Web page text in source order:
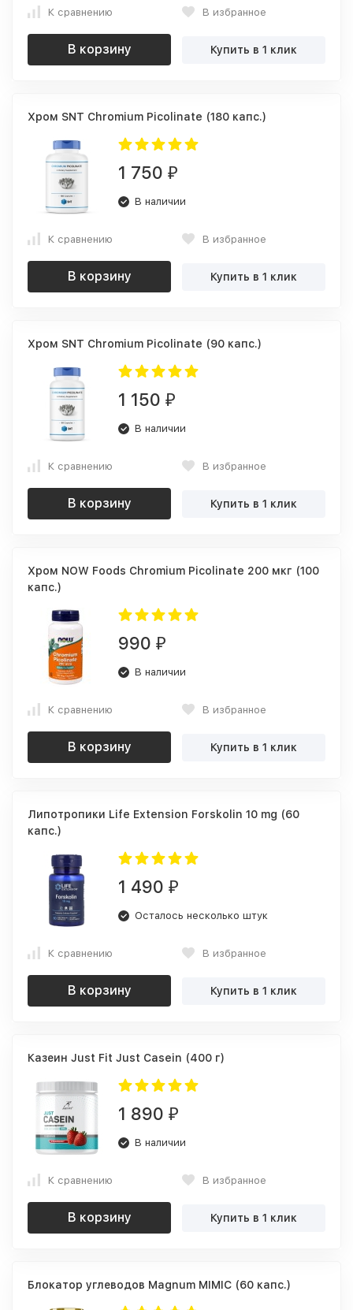
К сравнению В избранное
В корзину Купить в 1 клик
Хром SNT Chromium Picolinate (180 капс.)
1 750 ₽
В наличии
К сравнению В избранное
В корзину Купить в 1 клик
Хром SNT Chromium Picolinate (90 капс.)
1 150 ₽
В наличии
К сравнению В избранное
В корзину Купить в 1 клик
Хром NOW Foods Chromium Picolinate 200 мкг (100
капс.)
990 ₽
В наличии
К сравнению В избранное
В корзину Купить в 1 клик
Липотропики Life Extension Forskolin 10 mg (60
капс.)
1 490 ₽
Осталось несколько штук
К сравнению В избранное
В корзину Купить в 1 клик
Казеин Just Fit Just Casein (400 г)
1 890 ₽
В наличии
К сравнению В избранное
В корзину Купить в 1 клик
Блокатор углеводов Magnum MIMIC (60 капс.)